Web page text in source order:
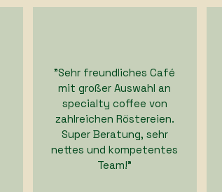
"Sehr freundliches Café
mit großer Auswahl an
specialty coffee von
zahlreichen Röstereien.
Super Beratung, sehr
nettes und kompetentes
Team!"